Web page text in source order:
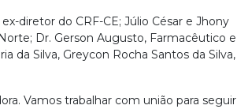
diretor do CRF-CE; Júlio César e Jhony
Dr. Gerson Augusto, Farmacêutico e
da Silva, Greycon Rocha Santos da Silva,
Vamos trabalhar com união para seguir